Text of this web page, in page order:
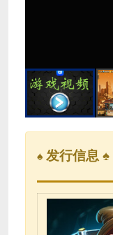
♠ 发行信息 ♠